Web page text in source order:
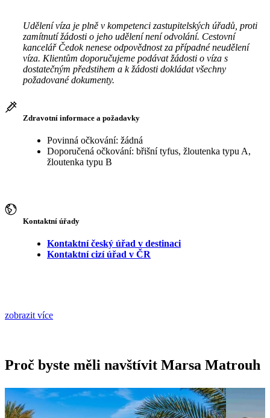
Udělení víza je plně v kompetenci zastupitelských úřadů, proti
zamítnutí žádosti o jeho udělení není odvolání. Cestovní
kancelář Čedok nenese odpovědnost za případné neudělení
víza. Klientům doporučujeme podávat žádosti o víza s
dostatečným předstihem a k žádosti dokládat všechny
požadované dokumenty.
Zdravotní informace a požadavky
Povinná očkování: žádná
Doporučená očkování: břišní tyfus, žloutenka typu A,
žloutenka typu B
Kontaktní úřady
Kontaktní český úřad v destinaci
Kontaktní cizí úřad v ČR
zobrazit více
Proč byste měli navštívit Marsa Matrouh